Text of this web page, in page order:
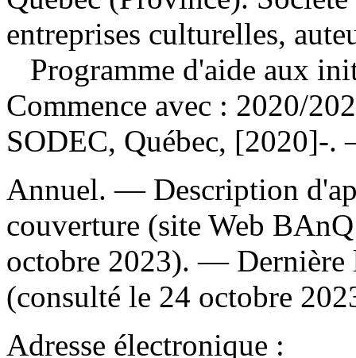
entreprises culturelles,
Programme d'aide aux
Commence avec : 2020/
SODEC, Québec, [2020]-.
Annuel. — Description
couverture (site Web
octobre 2023). — Dernière
(consulté le 24 octobre
Adresse électronique :